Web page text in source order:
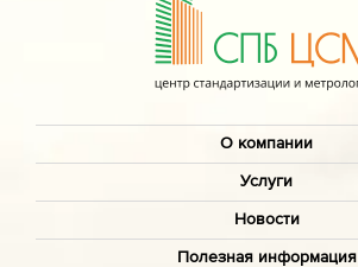
О компании
Услуги
Новости
Полезная информация